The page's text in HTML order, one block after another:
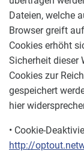
Dateien, welche
Browser greift
Cookies erhöht
Sicherheit dieser
Cookies zur
gespeichert
hier
• Cookie-
http://